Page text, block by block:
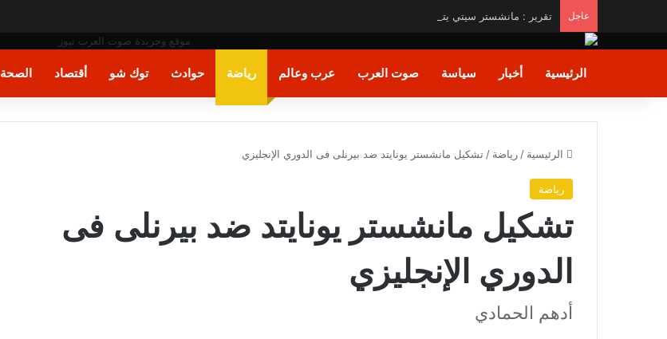
عاجل تقرير : مانشستر سيتي يتوصل لاتفاق لضم الحارس الأرجنتيني رولي
الرئيسية أخبار سياسة صوت العرب عرب وعالم رياضة حوادث توك شو أقتصاد الصحة
الرئيسية / رياضة / تشكيل مانشستر يونايتد ضد بيرنلى فى الدوري الإنجليزي
رياضة
تشكيل مانشستر يونايتد ضد بيرنلى فى
الدوري الإنجليزي
أدهم الحمادي